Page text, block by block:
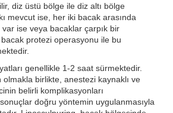
diz üstü bölge ile diz altı bölge
mevcut ise, her iki bacak arasında
var ise veya bacaklar çarpık bir
protezi operasyonu ile bu
genellikle 1-2 saat sürmektedir.
birlikte, anestezi kaynaklı ve
belirli komplikasyonları
doğru yöntemin uygulanmasıyla